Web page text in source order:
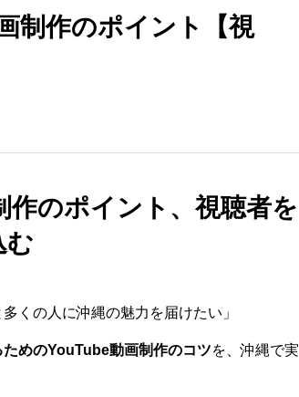
制作のポイント【視
作のポイント、視聴者を
む
くの人に沖縄の魅力を届けたい」
ためのYouTube動画制作のコツを、沖縄で実